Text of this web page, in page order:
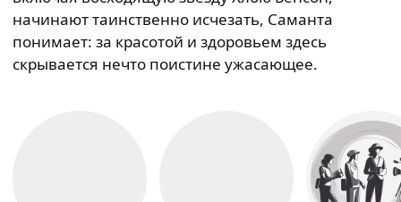
начинают таинственно исчезать, Саманта
понимает: за красотой и здоровьем здесь
скрывается нечто поистине ужасающее.